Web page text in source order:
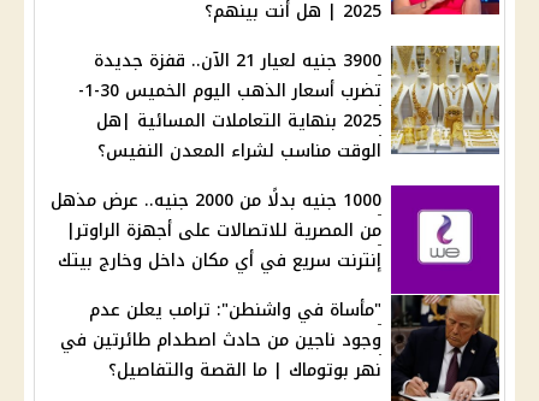
2025 | هل أنت بينهم؟
3900 جنيه لعيار 21 الآن.. قفزة جديدة
تضرب أسعار الذهب اليوم الخميس 30-1-
2025 بنهاية التعاملات المسائية |هل
الوقت مناسب لشراء المعدن النفيس؟
1000 جنيه بدلًا من 2000 جنيه.. عرض مذهل
من المصرية للاتصالات على أجهزة الراوتر|
إنترنت سريع في أي مكان داخل وخارج بيتك
"مأساة في واشنطن": ترامب يعلن عدم
وجود ناجين من حادث اصطدام طائرتين في
نهر بوتوماك | ما القصة والتفاصيل؟